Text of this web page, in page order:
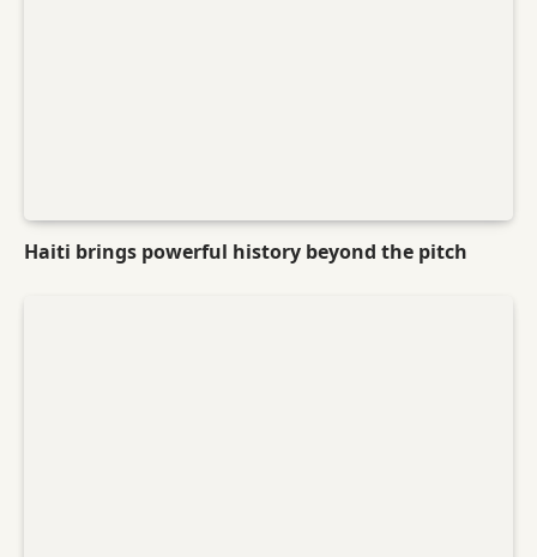
Haiti brings powerful history beyond the pitch